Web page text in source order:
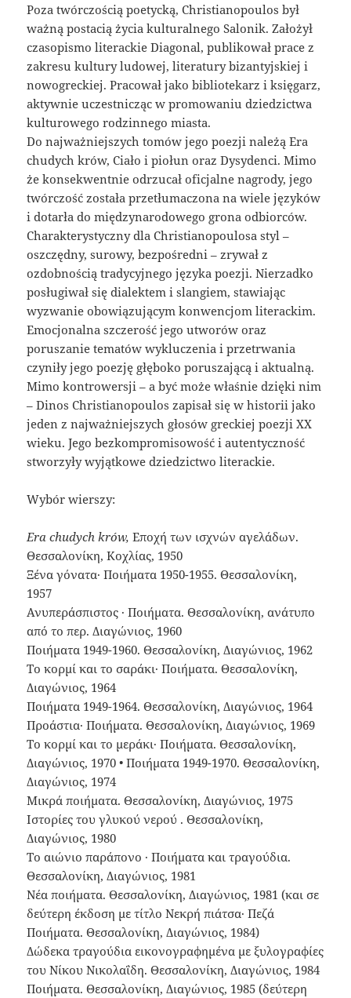
Poza twórczością poetycką, Christianopoulos był
ważną postacią życia kulturalnego Salonik. Założył
czasopismo literackie Diagonal, publikował prace z
zakresu kultury ludowej, literatury bizantyjskiej i
nowogreckiej. Pracował jako bibliotekarz i księgarz,
aktywnie uczestnicząc w promowaniu dziedzictwa
kulturowego rodzinnego miasta.
Do najważniejszych tomów jego poezji należą Era
chudych krów, Ciało i piołun oraz Dysydenci. Mimo
że konsekwentnie odrzucał oficjalne nagrody, jego
twórczość została przetłumaczona na wiele języków
i dotarła do międzynarodowego grona odbiorców.
Charakterystyczny dla Christianopoulosa styl –
oszczędny, surowy, bezpośredni – zrywał z
ozdobnością tradycyjnego języka poezji. Nierzadko
posługiwał się dialektem i slangiem, stawiając
wyzwanie obowiązującym konwencjom literackim.
Emocjonalna szczerość jego utworów oraz
poruszanie tematów wykluczenia i przetrwania
czyniły jego poezję głęboko poruszającą i aktualną.
Mimo kontrowersji – a być może właśnie dzięki nim
– Dinos Christianopoulos zapisał się w historii jako
jeden z najważniejszych głosów greckiej poezji XX
wieku. Jego bezkompromisowość i autentyczność
stworzyły wyjątkowe dziedzictwo literackie.
Wybór wierszy:
Era chudych krów, Εποχή των ισχνών αγελάδων.
Θεσσαλονίκη, Κοχλίας, 1950
Ξένα γόνατα· Ποιήματα 1950-1955. Θεσσαλονίκη,
1957
Ανυπεράσπιστος · Ποιήματα. Θεσσαλονίκη, ανάτυπο
από το περ. Διαγώνιος, 1960
Ποιήματα 1949-1960. Θεσσαλονίκη, Διαγώνιος, 1962
Το κορμί και το σαράκι· Ποιήματα. Θεσσαλονίκη,
Διαγώνιος, 1964
Ποιήματα 1949-1964. Θεσσαλονίκη, Διαγώνιος, 1964
Προάστια· Ποιήματα. Θεσσαλονίκη, Διαγώνιος, 1969
Το κορμί και το μεράκι· Ποιήματα. Θεσσαλονίκη,
Διαγώνιος, 1970 • Ποιήματα 1949-1970. Θεσσαλονίκη,
Διαγώνιος, 1974
Μικρά ποιήματα. Θεσσαλονίκη, Διαγώνιος, 1975
Ιστορίες του γλυκού νερού . Θεσσαλονίκη,
Διαγώνιος, 1980
Το αιώνιο παράπονο · Ποιήματα και τραγούδια.
Θεσσαλονίκη, Διαγώνιος, 1981
Νέα ποιήματα. Θεσσαλονίκη, Διαγώνιος, 1981 (και σε
δεύτερη έκδοση με τίτλο Νεκρή πιάτσα· Πεζά
Ποιήματα. Θεσσαλονίκη, Διαγώνιος, 1984)
Δώδεκα τραγούδια εικονογραφημένα με ξυλογραφίες
του Νίκου Νικολαΐδη. Θεσσαλονίκη, Διαγώνιος, 1984
Ποιήματα. Θεσσαλονίκη, Διαγώνιος, 1985 (δεύτερη